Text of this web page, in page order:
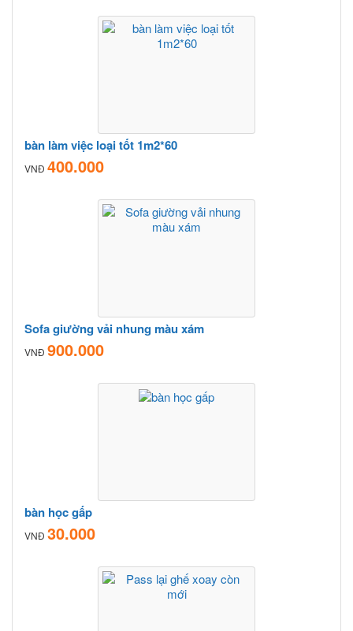
bàn làm việc loại tốt 1m2*60
VNĐ 400.000
Sofa giường vải nhung màu xám
VNĐ 900.000
bàn học gấp
VNĐ 30.000